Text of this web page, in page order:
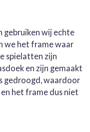
gebruiken wij echte
we het frame waar
spielatten zijn
en zijn gemaakt
gedroogd, waardoor
het frame dus niet